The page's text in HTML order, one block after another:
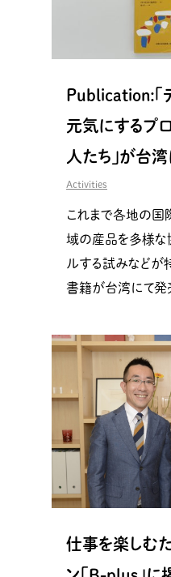
Publication:「
元気にするプ
人たち」が台
Activities
これまで各地の国
域の産品を多様な
ルする試みなどが
書籍が台湾にて発
仕事を楽しむ